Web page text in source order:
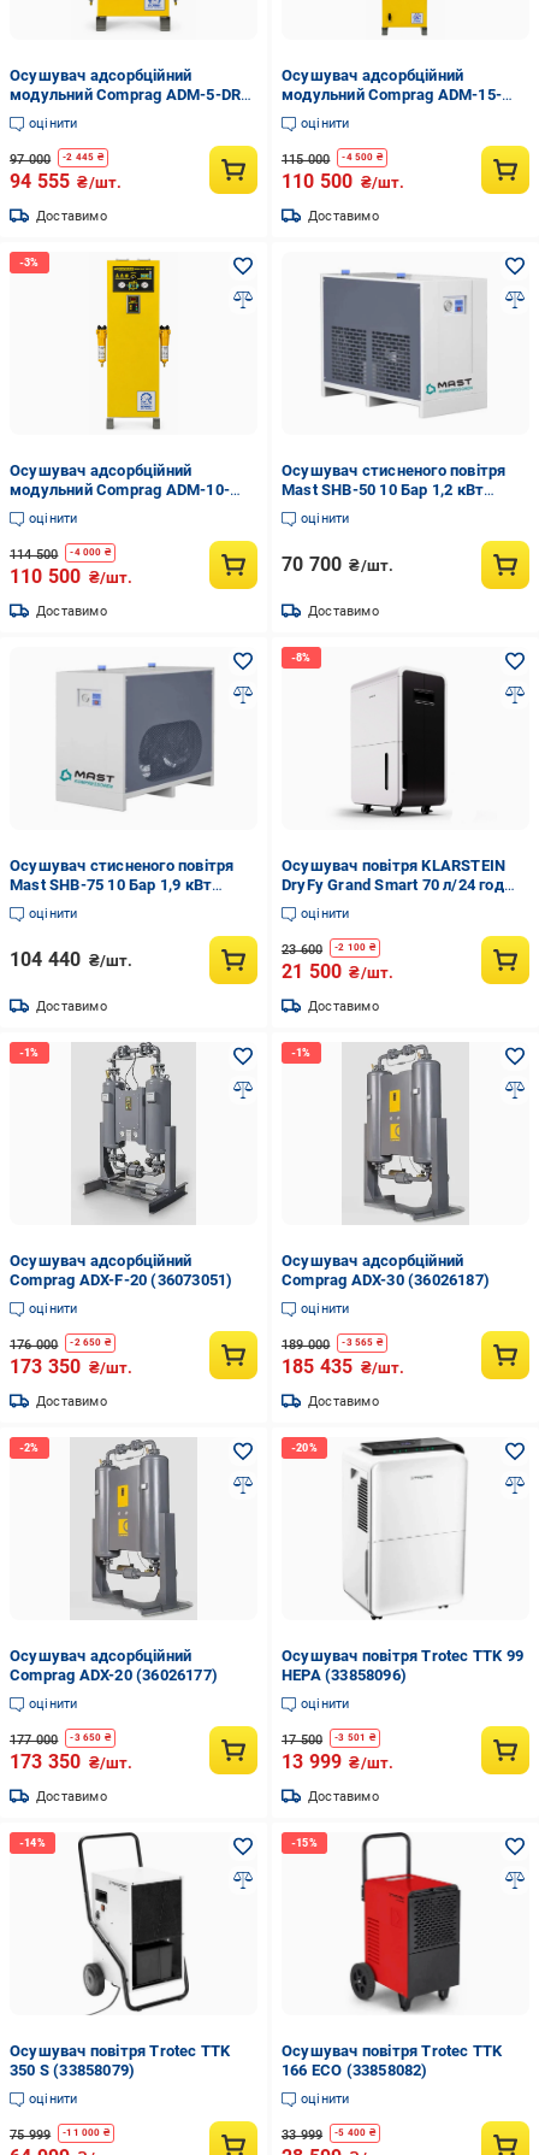
Осушувач адсорбційний
модульний Comprag ADM-5-DRY
(36120076)
оцінити
97 000 -2 445 ₴
94 555 ₴/шт.
Доставимо
Осушувач адсорбційний
модульний Comprag ADM-15-
DRY (36121691)
оцінити
115 000 -4 500 ₴
110 500 ₴/шт.
Доставимо
Осушувач адсорбційний
модульний Comprag ADM-10-
DRY (36120820)
оцінити
114 500 -4 000 ₴
110 500 ₴/шт.
Доставимо
Осушувач стисненого повітря
Mast SHB-50 10 Бар 1,2 кВт
(35967424)
оцінити
70 700 ₴/шт.
Доставимо
Осушувач стисненого повітря
Mast SHB-75 10 Бар 1,9 кВт
(36025981)
оцінити
104 440 ₴/шт.
Доставимо
Осушувач повітря KLARSTEIN
DryFy Grand Smart 70 л/24 год
(10045545)
оцінити
23 600 -2 100 ₴
21 500 ₴/шт.
Доставимо
Осушувач адсорбційний
Comprag ADX-F-20 (36073051)
оцінити
176 000 -2 650 ₴
173 350 ₴/шт.
Доставимо
Осушувач адсорбційний
Comprag ADX-30 (36026187)
оцінити
189 000 -3 565 ₴
185 435 ₴/шт.
Доставимо
Осушувач адсорбційний
Comprag ADX-20 (36026177)
оцінити
177 000 -3 650 ₴
173 350 ₴/шт.
Доставимо
Осушувач повітря Trotec TTK 99
HEPA (33858096)
оцінити
17 500 -3 501 ₴
13 999 ₴/шт.
Доставимо
Осушувач повітря Trotec TTK
350 S (33858079)
оцінити
75 999 -11 000 ₴
Осушувач повітря Trotec TTK
166 ECO (33858082)
оцінити
33 999 -5 400 ₴